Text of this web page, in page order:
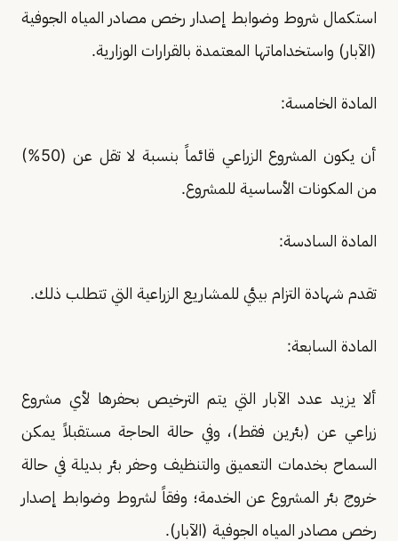
استكمال شروط وضوابط إصدار رخص مصادر المياه الجوفية
(الآبار) واستخداماتها المعتمدة بالقرارات الوزارية.
المادة الخامسة:
أن يكون المشروع الزراعي قائماً بنسبة لا تقل عن (50%)
من المكونات الأساسية للمشروع.
المادة السادسة:
تقدم شهادة التزام بيئي للمشاريع الزراعية التي تتطلب ذلك.
المادة السابعة:
ألا يزيد عدد الآبار التي يتم الترخيص بحفرها لأي مشروع
زراعي عن (بئرين فقط)، وفي حالة الحاجة مستقبلاً يمكن
السماح بخدمات التعميق والتنظيف وحفر بئر بديلة في حالة
خروج بئر المشروع عن الخدمة؛ وفقاً لشروط وضوابط إصدار
رخص مصادر المياه الجوفية (الآبار).